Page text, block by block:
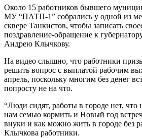
Около 15 работников бывшего
МУ “ПАТП-1” собрались у одной из
сквере Танкистов, чтобы записать
поздравление-обращение к
Андрею Клычкову.
На видео слышно, что работники
решить вопрос с выплатой рабочим
апрель, поскольку многим без денег
попросту не на что.
“Люди сидят, работы в городе нет, что
нам семью кормить и Новый год
внуки и как можно жить в городе без
Клычкова работники.